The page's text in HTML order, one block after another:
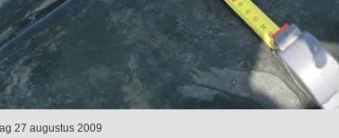
27 augustus 2009